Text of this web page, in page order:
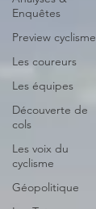
Enquêtes
Preview cyclisme
Les coureurs
Les équipes
Découverte de
cols
Les voix du
cyclisme
Géopolitique